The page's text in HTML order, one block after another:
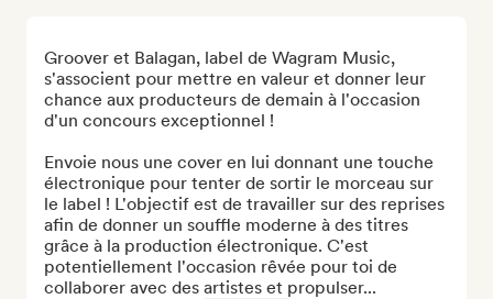
Groover et Balagan, label de Wagram Music,
s'associent pour mettre en valeur et donner leur
chance aux producteurs de demain à l'occasion
d'un concours exceptionnel !
Envoie nous une cover en lui donnant une touche
électronique pour tenter de sortir le morceau sur
le label ! L'objectif est de travailler sur des reprises
afin de donner un souffle moderne à des titres
grâce à la production électronique. C'est
potentiellement l'occasion rêvée pour toi de
collaborer avec des artistes et propulser...